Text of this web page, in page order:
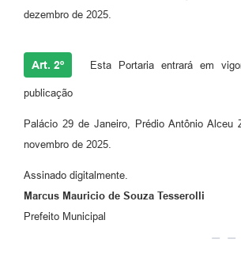
dezembro de 2025.
Art. 2º Esta Portaria entrará em
publicação
Palácio 29 de Janeiro, Prédio Antônio Alceu
novembro de 2025.
Assinado digitalmente.
Marcus Mauricio de Souza Tesserolli
Prefeito Municipal